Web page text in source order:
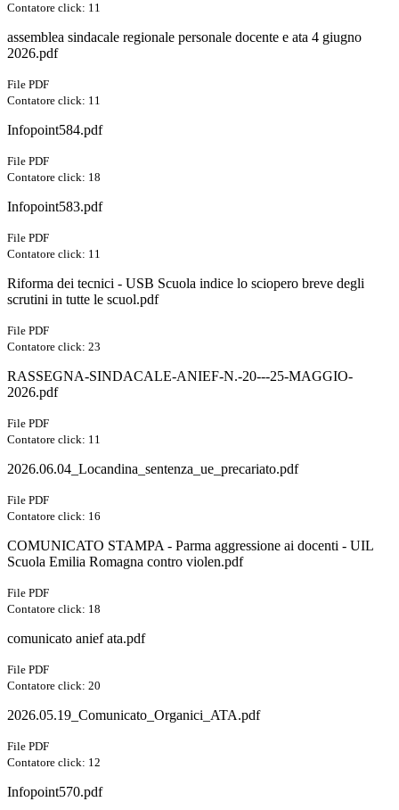
Contatore click: 11
assemblea sindacale regionale personale docente e ata 4 giugno
2026.pdf
File PDF
Contatore click: 11
Infopoint584.pdf
File PDF
Contatore click: 18
Infopoint583.pdf
File PDF
Contatore click: 11
Riforma dei tecnici - USB Scuola indice lo sciopero breve degli
scrutini in tutte le scuol.pdf
File PDF
Contatore click: 23
RASSEGNA-SINDACALE-ANIEF-N.-20---25-MAGGIO-
2026.pdf
File PDF
Contatore click: 11
2026.06.04_Locandina_sentenza_ue_precariato.pdf
File PDF
Contatore click: 16
COMUNICATO STAMPA - Parma aggressione ai docenti - UIL
Scuola Emilia Romagna contro violen.pdf
File PDF
Contatore click: 18
comunicato anief ata.pdf
File PDF
Contatore click: 20
2026.05.19_Comunicato_Organici_ATA.pdf
File PDF
Contatore click: 12
Infopoint570.pdf